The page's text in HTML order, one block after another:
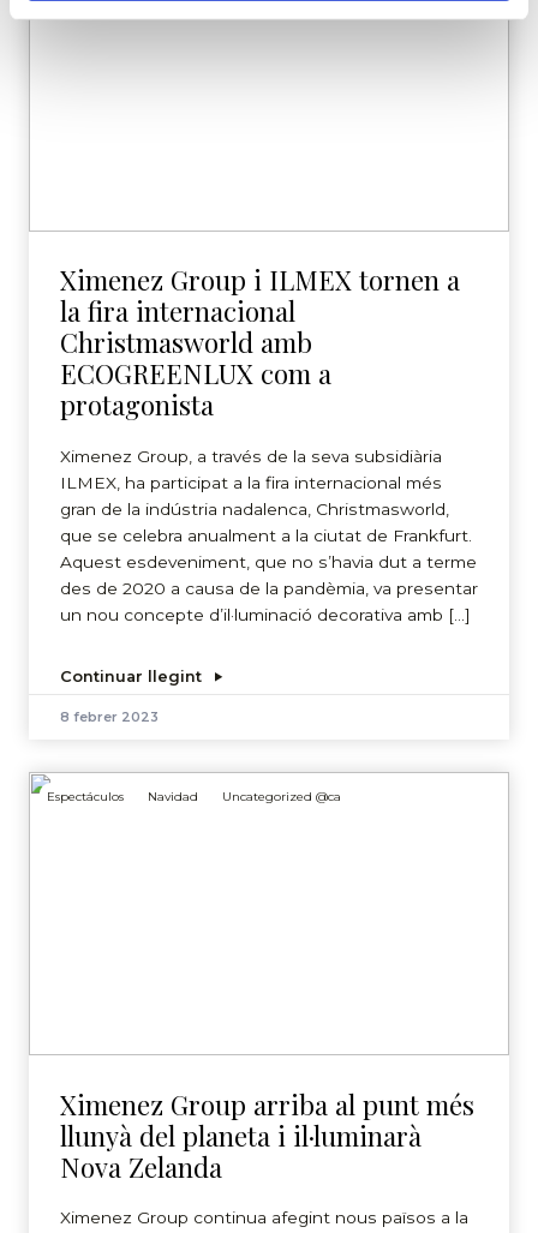
Ximenez Group i ILMEX tornen a
la fira internacional
Christmasworld amb
ECOGREENLUX com a
protagonista
Ximenez Group, a través de la seva subsidiària
ILMEX, ha participat a la fira internacional més
gran de la indústria nadalenca, Christmasworld,
que se celebra anualment a la ciutat de Frankfurt.
Aquest esdeveniment, que no s’havia dut a terme
des de 2020 a causa de la pandèmia, va presentar
un nou concepte d’il·luminació decorativa amb […]
Continuar llegint
8 febrer 2023
Espectáculos Navidad Uncategorized @ca
Ximenez Group arriba al punt més
llunyà del planeta i il·luminarà
Nova Zelanda
Ximenez Group continua afegint nous països a la